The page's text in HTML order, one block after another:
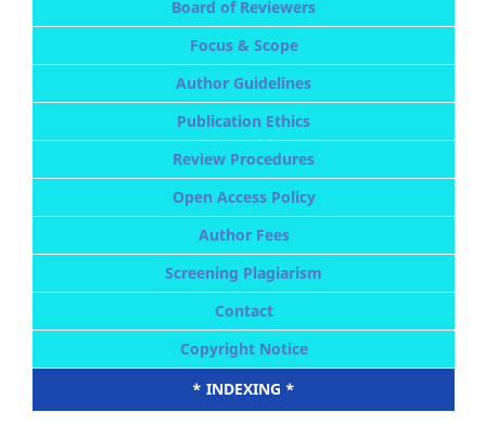
Board of Reviewers
Focus & Scope
Author Guidelines
Publication Ethics
Review Procedures
Open Access Policy
Author Fees
Screening Plagiarism
Contact
Copyright Notice
* INDEXING *